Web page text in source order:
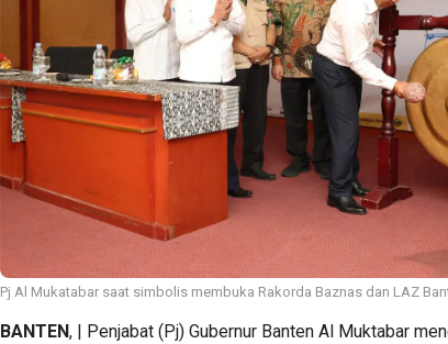
Pj Al Mukatabar saat simbolis membuka Rakorda Baznas dan LAZ
BANTEN, | Penjabat (Pj) Gubernur Banten Al Muktabar